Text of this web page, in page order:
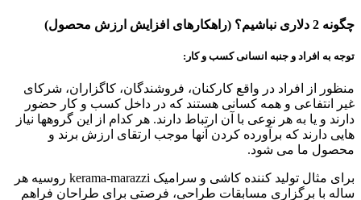
چگونه 2 دلاری نباشیم؟ (راهکارهای افزایش ارزش محصول)
توجه به افراد و جنبه انسانی کسب و کار:
منظور از افراد در واقع کارکنان، فروشندگان، کاگزاران، شرکای
غیر انتفاعی و همه کسانی هستند که در داخل کسب و کار حضور
دارند و یا به هر نوعی با آن ارتباط دارند. هر کدام از این گروهها نیاز
هایی دارند که برآورده کردن آنها موجب ارتقای ارزش برند و
محصول ما می شود.
برای مثال تولید کننده کاشی و سرامیک kerama-marazzi روسیه هر
ساله با برگزاری مسابقات طراحی، فرصتی برای طراحان فراهم